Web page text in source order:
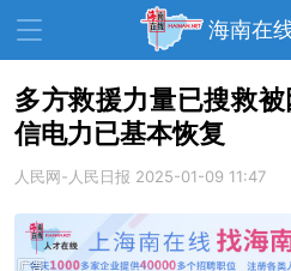
海南在
资讯中心 热点
教育 健康 房产
多方救援力量已搜救
信电力已基本恢复
人民网-人民日报 2025-01-09 11:47